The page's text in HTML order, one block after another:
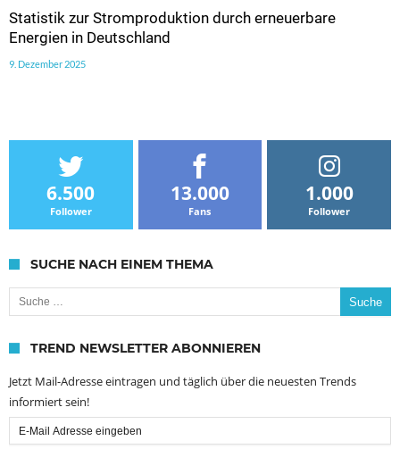
Statistik zur Stromproduktion durch erneuerbare
Energien in Deutschland
9. Dezember 2025
6.500
Follower
13.000
Fans
1.000
Follower
SUCHE NACH EINEM THEMA
Suche nach:
TREND NEWSLETTER ABONNIEREN
Jetzt Mail-Adresse eintragen und täglich über die neuesten Trends
informiert sein!
Email
Subscription